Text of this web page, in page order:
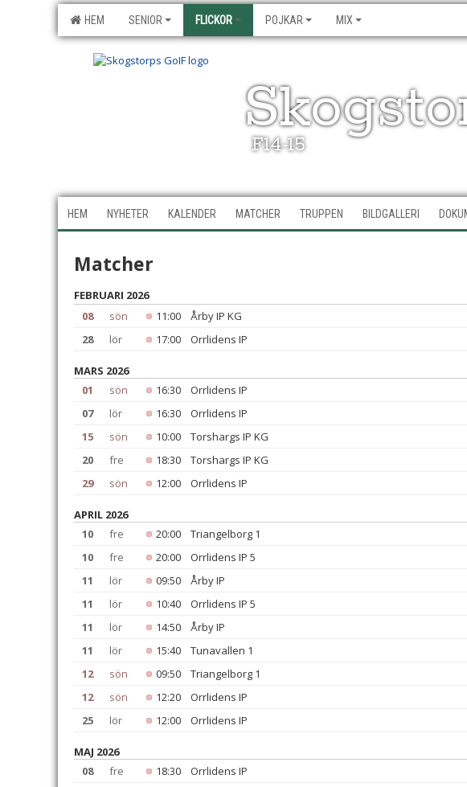
HEM SENIOR FLICKOR POJKAR MIX
F14-15
HEM NYHETER KALENDER MATCHER TRUPPEN BILDGALLERI
Matcher
FEBRUARI 2026
08
sön 11:00 Årby IP KG
28
lör 17:00 Orrlidens IP
MARS 2026
01
sön 16:30 Orrlidens IP
07
lör 16:30 Orrlidens IP
15
sön 10:00 Torshargs IP KG
20
fre 18:30 Torshargs IP KG
29
sön 12:00 Orrlidens IP
APRIL 2026
10
fre 20:00 Triangelborg 1
10
fre 20:00 Orrlidens IP 5
11
lör 09:50 Årby IP
11
lör 10:40 Orrlidens IP 5
11
lör 14:50 Årby IP
11
lör 15:40 Tunavallen 1
12
sön 09:50 Triangelborg 1
12
sön 12:20 Orrlidens IP
25
lör 12:00 Orrlidens IP
MAJ 2026
08
fre 18:30 Orrlidens IP